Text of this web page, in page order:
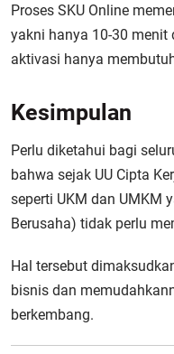
Proses SKU Online
yakni hanya 10-30 menit
aktivasi hanya
Kesimpulan
Perlu diketahui bagi
bahwa sejak UU Cipta
seperti UKM dan UMKM
Berusaha) tidak perlu
Hal tersebut
bisnis dan
berkembang.